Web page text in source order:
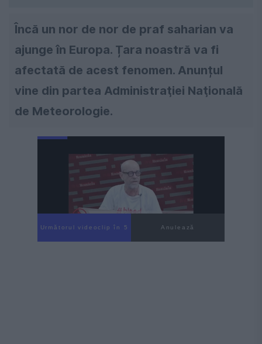
Încă un nor de nor de praf saharian va
ajunge în Europa. Țara noastră va fi
afectată de acest fenomen. Anunțul
vine din partea Administraţiei Naţională
de Meteorologie.
Următorul videoclip în 4 Anulează